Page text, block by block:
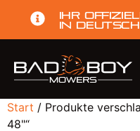
Ihr
in
Start / Produkte
48"“